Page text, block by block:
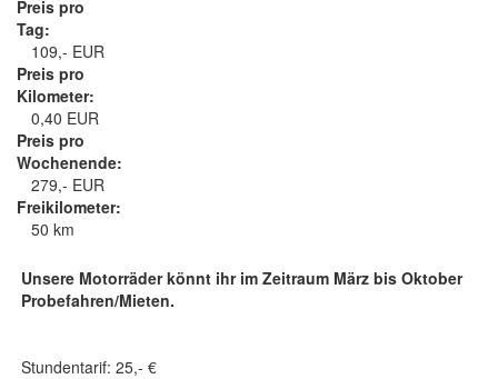
Preis pro
Tag:
109,- EUR
Preis pro
Kilometer:
0,40 EUR
Preis pro
Wochenende:
279,- EUR
Freikilometer:
50 km
Unsere Motorräder könnt ihr im Zeitraum März bis Oktober
Probefahren/Mieten.
Stundentarif: 25,- €